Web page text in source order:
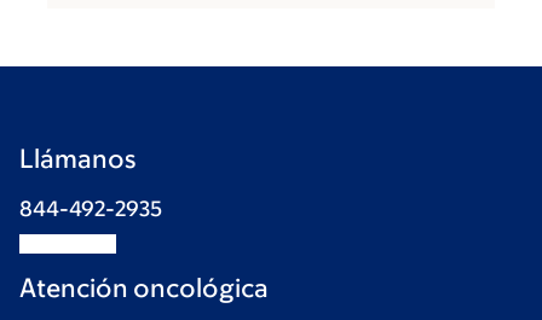
Llámanos
844-492-2935
Atención oncológica